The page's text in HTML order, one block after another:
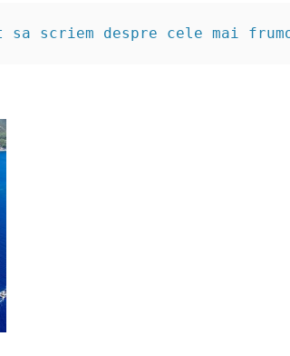
sa scriem despre cele mai